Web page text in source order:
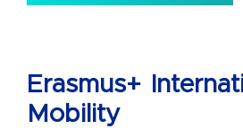
Erasmus+
Mobility